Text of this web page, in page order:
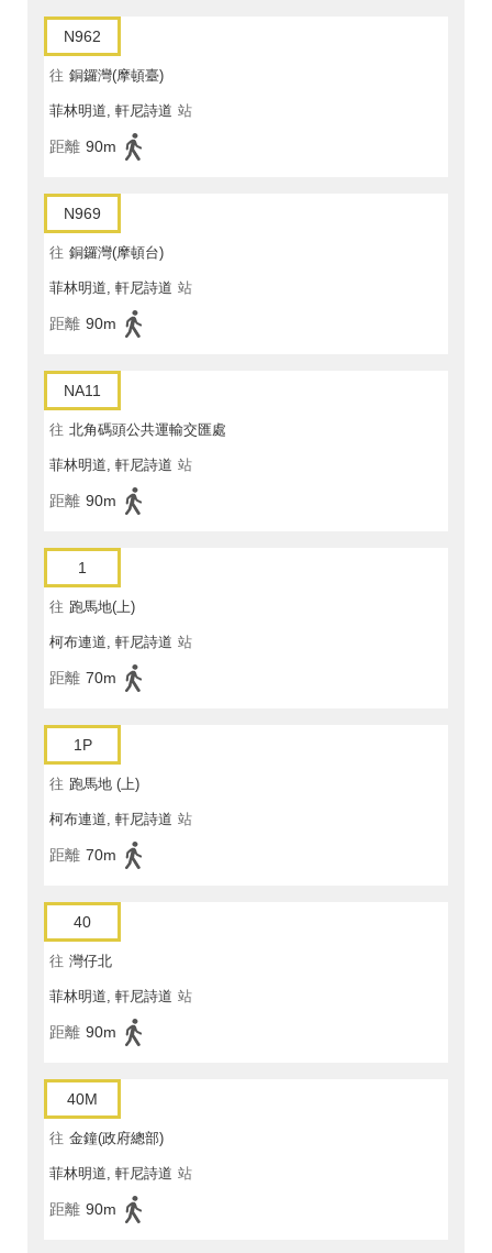
N962
往 銅鑼灣(摩頓臺)
菲林明道, 軒尼詩道 站
距離 90m
N969
往 銅鑼灣(摩頓台)
菲林明道, 軒尼詩道 站
距離 90m
NA11
往 北角碼頭公共運輸交匯處
菲林明道, 軒尼詩道 站
距離 90m
1
往 跑馬地(上)
柯布連道, 軒尼詩道 站
距離 70m
1P
往 跑馬地 (上)
柯布連道, 軒尼詩道 站
距離 70m
40
往 灣仔北
菲林明道, 軒尼詩道 站
距離 90m
40M
往 金鐘(政府總部)
菲林明道, 軒尼詩道 站
距離 90m